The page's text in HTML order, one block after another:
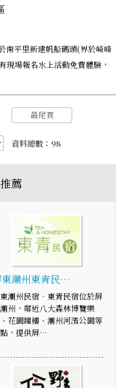
南平里新建帆船碼頭(界於崎峰
現場報名水上活動免費體驗，
最尾頁
資料總數：98
薦
東潮州東青民…
潮州民宿．東青民宿位於屏
州，鄰近八大森林博覽樂
花園鐘樓、潮州河濱公園等
，提供屏…